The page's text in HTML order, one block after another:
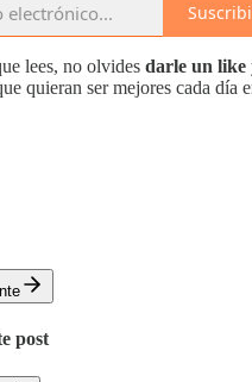
lees, no olvides darle un like
quieran ser mejores cada día
post